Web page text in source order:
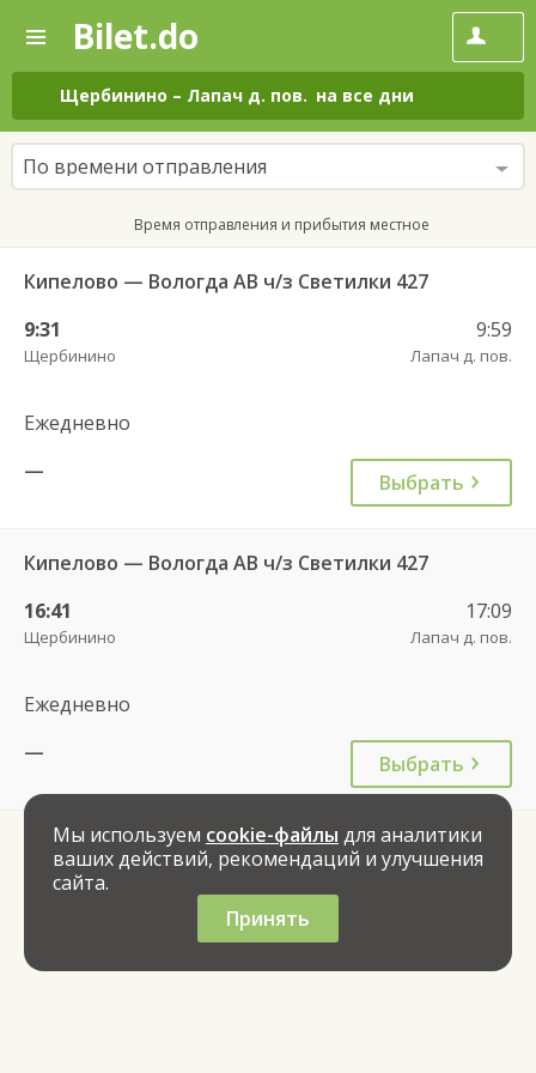
—
Поиск
и
покупка
билетов
на
автобус
онлайн
Bilet.do
Щербинино – Лапач д. пов. на все дни
По времени отправления
Время отправления и прибытия местное
Кипелово — Вологда АВ ч/з Светилки 427
9:31
Щербинино
9:59
Лапач д. пов.
Ежедневно
—
Выбрать
Кипелово — Вологда АВ ч/з Светилки 427
16:41
Щербинино
17:09
Лапач д. пов.
Ежедневно
—
Выбрать
Мы используем cookie-файлы для аналитики
ваших действий, рекомендаций и улучшения
сайта.
Принять